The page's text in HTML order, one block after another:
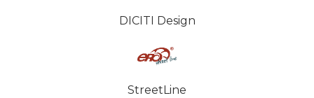
DICITI Design
StreetLine